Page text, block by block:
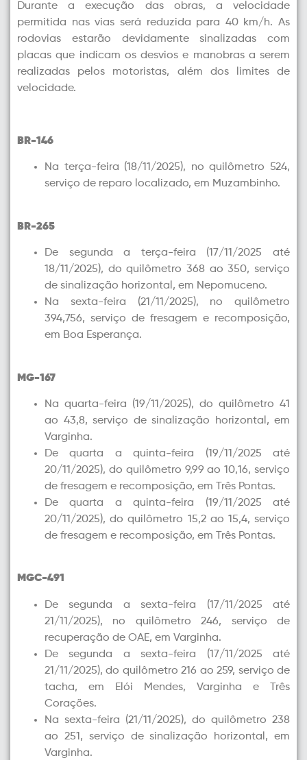
Durante a execução das obras, a velocidade
permitida nas vias será reduzida para 40 km/h. As
rodovias estarão devidamente sinalizadas com
placas que indicam os desvios e manobras a serem
realizadas pelos motoristas, além dos limites de
velocidade.
BR-146
Na terça-feira (18/11/2025), no quilômetro 524,
serviço de reparo localizado, em Muzambinho.
BR-265
De segunda a terça-feira (17/11/2025 até
18/11/2025), do quilômetro 368 ao 350, serviço
de sinalização horizontal, em Nepomuceno.
Na sexta-feira (21/11/2025), no quilômetro
394,756, serviço de fresagem e recomposição,
em Boa Esperança.
MG-167
Na quarta-feira (19/11/2025), do quilômetro 41
ao 43,8, serviço de sinalização horizontal, em
Varginha.
De quarta a quinta-feira (19/11/2025 até
20/11/2025), do quilômetro 9,99 ao 10,16, serviço
de fresagem e recomposição, em Três Pontas.
De quarta a quinta-feira (19/11/2025 até
20/11/2025), do quilômetro 15,2 ao 15,4, serviço
de fresagem e recomposição, em Três Pontas.
MGC-491
De segunda a sexta-feira (17/11/2025 até
21/11/2025), no quilômetro 246, serviço de
recuperação de OAE, em Varginha.
De segunda a sexta-feira (17/11/2025 até
21/11/2025), do quilômetro 216 ao 259, serviço de
tacha, em Elói Mendes, Varginha e Três
Corações.
Na sexta-feira (21/11/2025), do quilômetro 238
ao 251, serviço de sinalização horizontal, em
Varginha.